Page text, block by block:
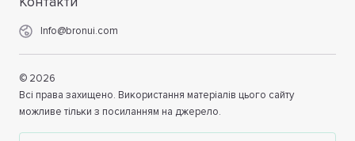
Info@bronui.com
© 2026
Всі права захищено. Використання матеріалів цього сайту
можливе тільки з посиланням на джерело.